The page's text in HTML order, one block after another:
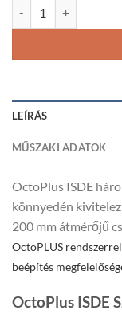
LEÍRÁS
MŰSZAKI ADATOK
OctoPlus ISDE
könnyedén
200 mm átmérőjű
OctoPLUS
beépítés
OctoPlus ISDE